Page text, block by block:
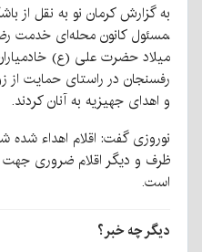
به گزارش کرمان نو به نقل از
،مسئول کانون محله‌ای خدمت
میلاد حضرت علی (ع)
رفسنجان در راستای حمایت از
و اهدای جهیزیه به آنان کردند.
ظرف و دیگر اقلام ضروری
است.
دیگر چه خبر؟